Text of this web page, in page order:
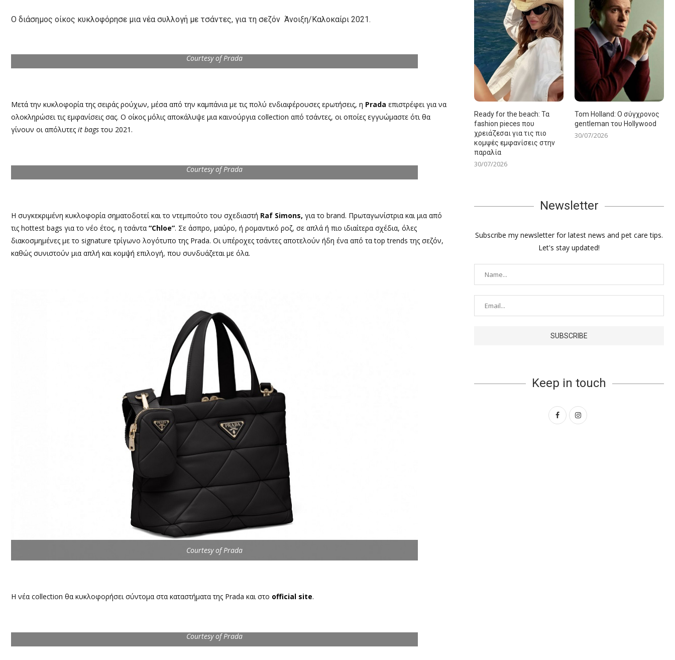
Ο διάσημος οίκος κυκλοφόρησε μια νέα συλλογή με τσάντες, για τη σεζόν Άνοιξη/Καλοκαίρι 2021.
Courtesy of Prada
Μετά την κυκλοφορία της σειράς ρούχων, μέσα από την καμπάνια με τις πολύ ενδιαφέρουσες ερωτήσεις, η Prada επιστρέφει για να
ολοκληρώσει τις εμφανίσεις σας. Ο οίκος μόλις αποκάλυψε μια καινούργια collection από τσάντες, οι οποίες εγγυώμαστε ότι θα
γίνουν οι απόλυτες it bagsτου 2021.
Courtesy of Prada
Η συγκεκριμένη κυκλοφορία σηματοδοτεί και το ντεμπούτο του σχεδιαστή Raf Simons, για το brand. Πρωταγωνίστρια και μια από
τις hottest bags για το νέο έτος, η τσάντα “Chloe”. Σε άσπρο, μαύρο, ή ρομαντικό ροζ, σε απλά ή πιο ιδιαίτερα σχέδια, όλες
διακοσμημένες με το signature τρίγωνο λογότυπο της Prada. Οι υπέροχες τσάντες αποτελούν ήδη ένα από τα top trends της σεζόν,
καθώς συνιστούν μια απλή και κομψή επιλογή, που συνδυάζεται με όλα.
Courtesy of Prada
Η νέα collection θα κυκλοφορήσει σύντομα στα καταστήματα της Prada και στο official site.
Courtesy of Prada
Ready for the beach: Τα
fashion pieces που
χρειάζεσαι για τις πιο
κομψές εμφανίσεις στην
παραλία
30/07/2026
Tom Holland: Ο σύγχρονος
gentleman του Hollywood
30/07/2026
Newsletter
Subscribe my newsletter for latest news and pet care tips.
Let's stay updated!
Keep in touch